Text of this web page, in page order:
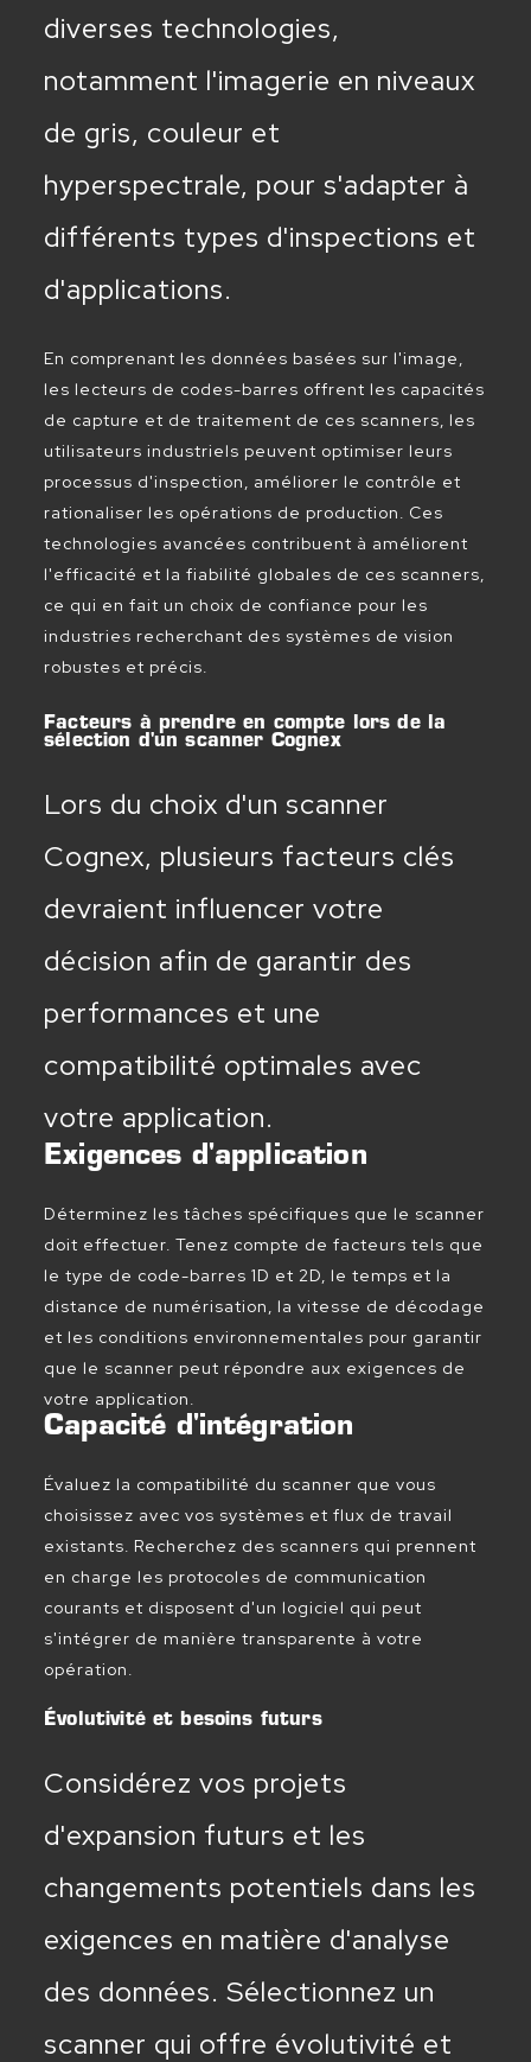
diverses technologies,
notamment l'imagerie en niveaux
de gris, couleur et
hyperspectrale, pour s'adapter à
différents types d'inspections et
d'applications.
En comprenant les données basées sur l'image,
les lecteurs de codes-barres offrent les capacités
de capture et de traitement de ces scanners, les
utilisateurs industriels peuvent optimiser leurs
processus d'inspection, améliorer le contrôle et
rationaliser les opérations de production. Ces
technologies avancées contribuent à améliorent
l'efficacité et la fiabilité globales de ces scanners,
ce qui en fait un choix de confiance pour les
industries recherchant des systèmes de vision
robustes et précis.
Facteurs à prendre en compte lors de la
sélection d'un scanner Cognex
Lors du choix d'un scanner
Cognex, plusieurs facteurs clés
devraient influencer votre
décision afin de garantir des
performances et une
compatibilité optimales avec
votre application.
Exigences d'application
Déterminez les tâches spécifiques que le scanner
doit effectuer. Tenez compte de facteurs tels que
le type de code-barres 1D et 2D, le temps et la
distance de numérisation, la vitesse de décodage
et les conditions environnementales pour garantir
que le scanner peut répondre aux exigences de
votre application.
Capacité d'intégration
Évaluez la compatibilité du scanner que vous
choisissez avec vos systèmes et flux de travail
existants. Recherchez des scanners qui prennent
en charge les protocoles de communication
courants et disposent d'un logiciel qui peut
s'intégrer de manière transparente à votre
opération.
Évolutivité et besoins futurs
Considérez vos projets
d'expansion futurs et les
changements potentiels dans les
exigences en matière d'analyse
des données. Sélectionnez un
scanner qui offre évolutivité et